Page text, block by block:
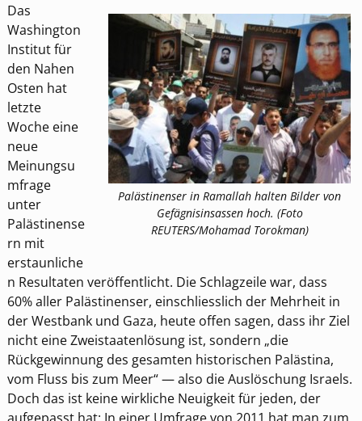
Palästinenser in Ramallah halten Bilder von
Gefägnisinsassen hoch. (Foto
REUTERS/Mohamad Torokman)
Das
Washington
Institut für
den Nahen
Osten hat
letzte
Woche eine
neue
Meinungsu
mfrage
unter
Palästinense
rn mit
erstaunliche
n Resultaten veröffentlicht. Die Schlagzeile war, dass
60% aller Palästinenser, einschliesslich der Mehrheit in
der Westbank und Gaza, heute offen sagen, dass ihr Ziel
nicht eine Zweistaatenlösung ist, sondern „die
Rückgewinnung des gesamten historischen Palästina,
vom Fluss bis zum Meer“ — also die Auslöschung Israels.
Doch das ist keine wirkliche Neuigkeit für jeden, der